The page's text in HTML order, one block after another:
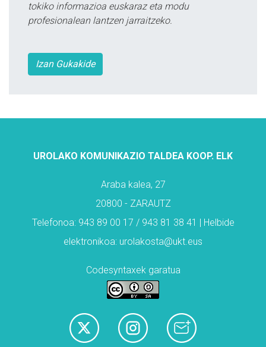
tokiko informazioa euskaraz eta modu
profesionalean lantzen jarraitzeko.
Izan Gukakide
UROLAKO KOMUNIKAZIO TALDEA KOOP. ELK
Araba kalea, 27
20800 - ZARAUTZ
Telefonoa: 943 89 00 17 / 943 81 38 41 | Helbide
elektronikoa: urolakosta@ukt.eus
Codesyntaxek garatua